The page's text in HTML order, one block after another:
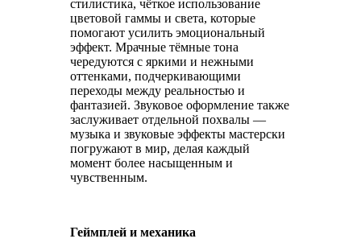
стилистика, чёткое использование
цветовой гаммы и света, которые
помогают усилить эмоциональный
эффект. Мрачные тёмные тона
чередуются с яркими и нежными
оттенками, подчеркивающими
переходы между реальностью и
фантазией. Звуковое оформление также
заслуживает отдельной похвалы —
музыка и звуковые эффекты мастерски
погружают в мир, делая каждый
момент более насыщенным и
чувственным.
Геймплей и механика